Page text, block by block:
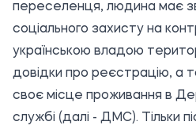
переселенця, людина має
соціального захисту на
українською владою
довідки про реєстрацію, а
своє місце проживання в
службі (далі - ДМС). Тільки